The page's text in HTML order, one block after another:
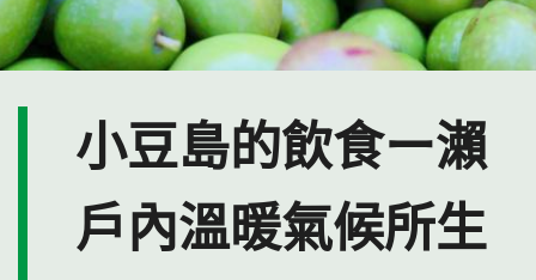
小豆島的飲食ー瀨
戶內溫暖氣候所生